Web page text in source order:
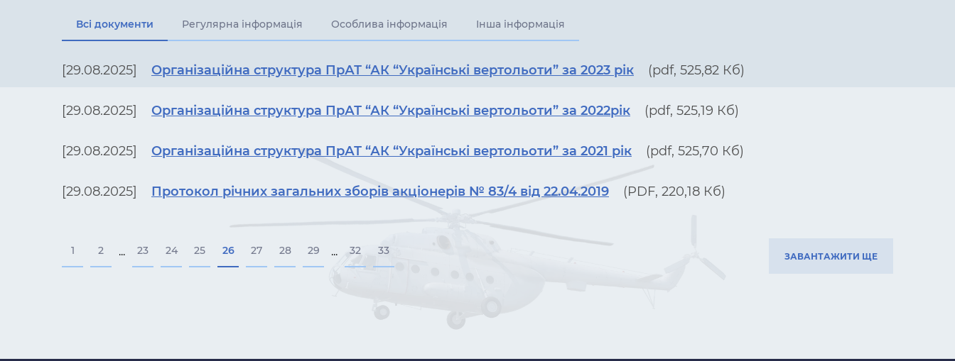
Всі документи Регулярна інформація Особлива інформація Інша інформація
[29.08.2025] Організаційна структура ПрАТ “АК “Українські вертольоти” за 2023 рік (pdf, 525,82 Кб)
[29.08.2025] Організаційна структура ПрАТ “АК “Українські вертольоти” за 2022рік (pdf, 525,19 Кб)
[29.08.2025] Організаційна структура ПрАТ “АК “Українські вертольоти” за 2021 рік (pdf, 525,70 Кб)
[29.08.2025] Протокол річних загальних зборів акціонерів № 83/4 від 22.04.2019 (PDF, 220,18 Кб)
1 2 ... 23 24 25 26 27 28 29 ... 32 33 ЗАВАНТАЖИТИ ЩЕ